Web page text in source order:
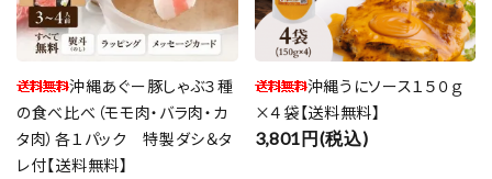
沖縄あぐー豚しゃぶ３種
の食べ比べ（モモ肉・バラ肉・カ
タ肉）各１パック 特製ダシ＆タ
レ付【送料無料】
沖縄うにソース１５０ｇ
×４袋【送料無料】
3,801円(税込)